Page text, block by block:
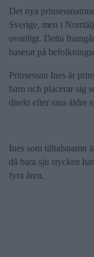
Det nya
Sverige, men i
ovanligt. Detta
baserat på
Prinsessan Ines är
barn och placerar sig
direkt efter sina äldre
Ines som tilltalsnamn
då bara sju stycken
fyra åren.